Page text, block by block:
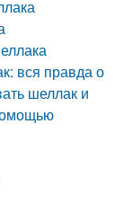
вся правда о
шеллак и